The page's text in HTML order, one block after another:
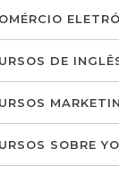
DE
SOBRE